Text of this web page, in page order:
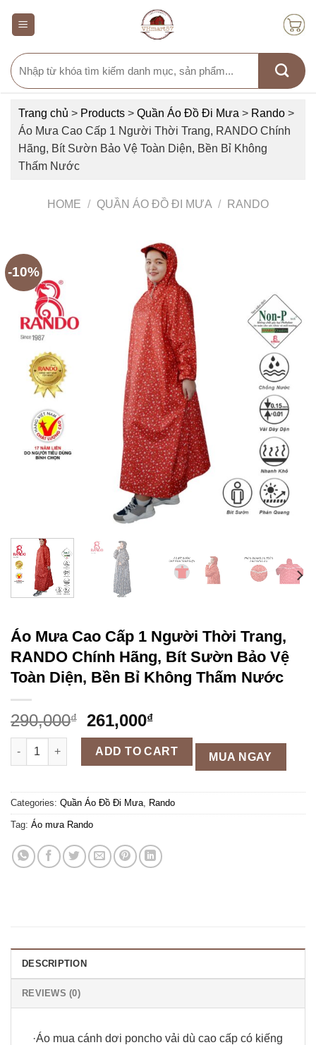
Search
for:
Trang chủ > Products > Quần Áo Đồ Đi Mưa > Rando >
Áo Mưa Cao Cấp 1 Người Thời Trang, RANDO Chính
Hãng, Bít Sườn Bảo Vệ Toàn Diện, Bền Bỉ Không
Thấm Nước
HOME / QUẦN ÁO ĐỒ ĐI MƯA / RANDO
-10%
Áo Mưa Cao Cấp 1 Người Thời Trang,
RANDO Chính Hãng, Bít Sườn Bảo Vệ
Toàn Diện, Bền Bỉ Không Thấm Nước
290,000₫ 261,000₫
Áo Mưa Cao Cấp 1 Người Thời Trang, RANDO Chính Hãng,
ADD TO CART MUA NGAY
Categories: Quần Áo Đồ Đi Mưa Rando
Tag: Áo mưa Rando
DESCRIPTION
REVIEWS (0)
·Áo mua cánh dơi poncho vải dù cao cấp có kiếng